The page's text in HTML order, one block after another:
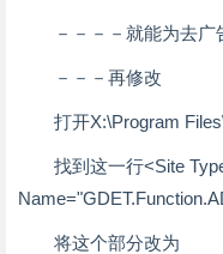
－－－－就能为去
－－－再修改
打开X:\Program
找到这一行<Site
将这个部分改为